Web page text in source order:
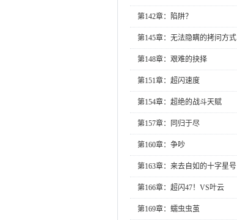
第142章：陷阱？
第145章：无法隐瞒的拷问方式
第148章：艰难的抉择
第151章：超闪速度
第154章：超绝的战斗天赋
第157章：同归于尽
第160章：争吵
第163章：来去自如的十字星号
第166章：超闪47！VS叶云
第169章：蠕虫虫茧